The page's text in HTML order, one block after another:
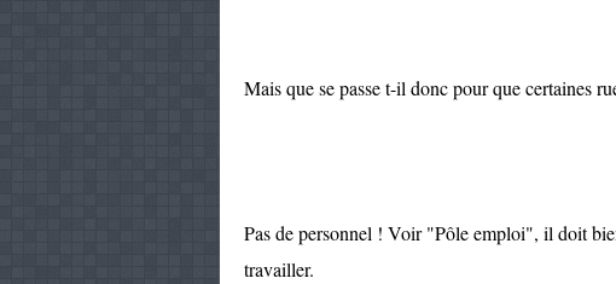
Mais que se passe t-il donc pour que certaines
Pas de personnel ! Voir "Pôle emploi", il doit
travailler.